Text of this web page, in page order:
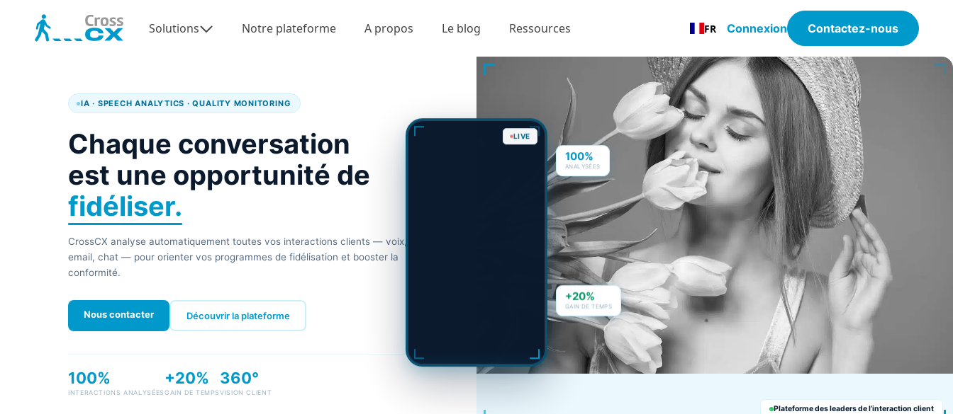
contenu
Solutions Notre plateforme A propos Le blog Ressources FR Connexion Contactez-nous
IA · SPEECH ANALYTICS · QUALITY MONITORING
Chaque conversation
est une opportunité de
fidéliser.
CrossCX analyse automatiquement toutes vos interactions clients — voix,
email, chat — pour orienter vos programmes de fidélisation et booster la
conformité.
Nous contacter Découvrir la plateforme
100%
INTERACTIONS ANALYSÉES
+20%
GAIN DE TEMPS
360°
VISION CLIENT
Plateforme des leaders de l’interaction client
100%
ANALYSÉES
+20%
GAIN DE TEMPS
LIVE